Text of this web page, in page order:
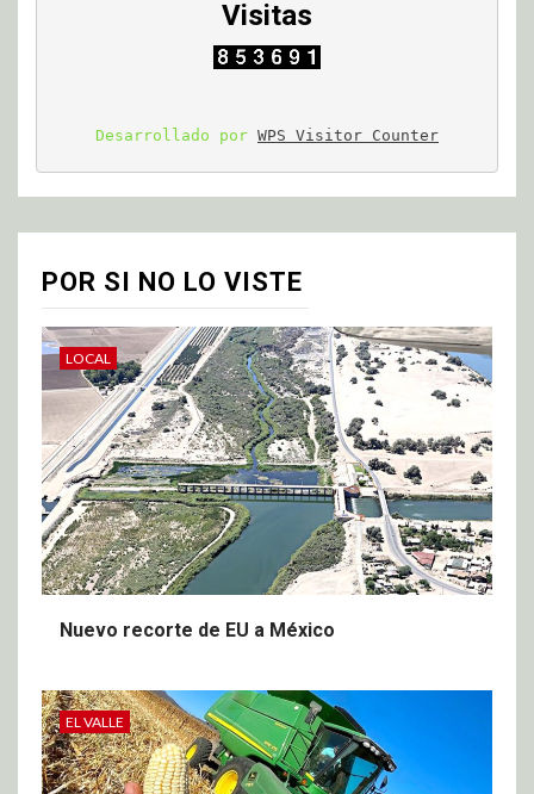
Visitas
Desarrollado por WPS Visitor Counter
POR SI NO LO VISTE
LOCAL
Nuevo recorte de EU a México
EL VALLE